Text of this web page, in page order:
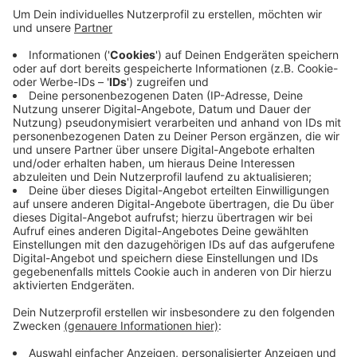
konnte bereits gegen Mitternacht aufgehoben
werden. Dort drohte ein 24 Meter hoher Baukran
umzustürzen. Aus bislang unbekannter Ursache
waren die Gewichte verrutscht. Deshalb hatte der
Kran keinen festen Stand mehr. Eine Fachfirma
konnte ihn mit anderen mobilen Geräten
abstützen. Die A57 war seit Dienstagnachmittag
(26.10.) in beiden Richtungen gesperrt. Dadurch
kam es im Berufsverkehr zu langen Staus.
Veröffentlicht:Mittwoch, 27.10.2021 04:55
Anzeige